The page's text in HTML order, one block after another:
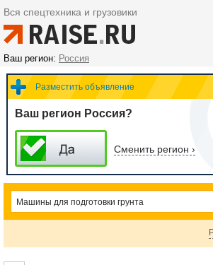
Вся спецтехника и грузовики
Ваш регион: Россия
Разместить объявление
Ваш регион Россия?
Сменить регион ›